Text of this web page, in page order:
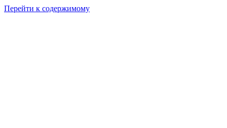
Перейти к содержимому